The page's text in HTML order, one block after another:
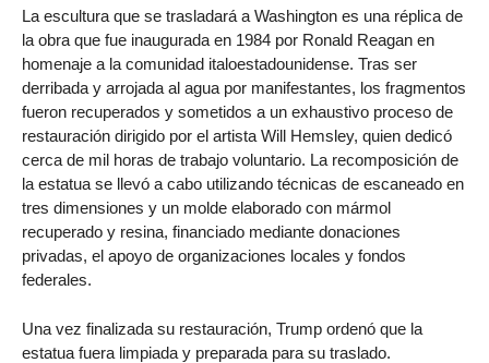
La escultura que se trasladará a Washington es una réplica de
la obra que fue inaugurada en 1984 por Ronald Reagan en
homenaje a la comunidad italoestadounidense. Tras ser
derribada y arrojada al agua por manifestantes, los fragmentos
fueron recuperados y sometidos a un exhaustivo proceso de
restauración dirigido por el artista Will Hemsley, quien dedicó
cerca de mil horas de trabajo voluntario. La recomposición de
la estatua se llevó a cabo utilizando técnicas de escaneado en
tres dimensiones y un molde elaborado con mármol
recuperado y resina, financiado mediante donaciones
privadas, el apoyo de organizaciones locales y fondos
federales.
Una vez finalizada su restauración, Trump ordenó que la
estatua fuera limpiada y preparada para su traslado.